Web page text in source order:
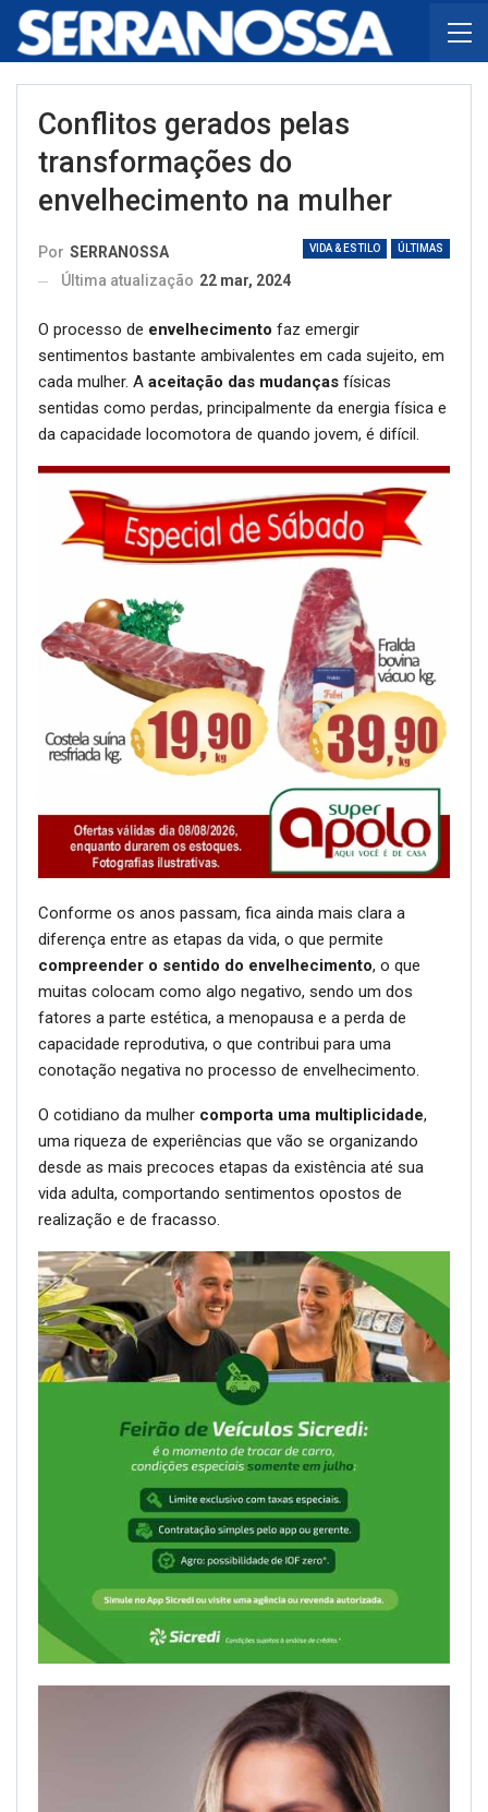
Conflitos gerados pelas
transformações do
envelhecimento na mulher
VIDA & ESTILO ÚLTIMAS
Por SERRANOSSA
Última atualização 22 mar, 2024
O processo de envelhecimento faz emergir
sentimentos bastante ambivalentes em cada sujeito, em
cada mulher. A aceitação das mudanças físicas
sentidas como perdas, principalmente da energia física e
da capacidade locomotora de quando jovem, é difícil.
Conforme os anos passam, fica ainda mais clara a
diferença entre as etapas da vida, o que permite
compreender o sentido do envelhecimento, o que
muitas colocam como algo negativo, sendo um dos
fatores a parte estética, a menopausa e a perda de
capacidade reprodutiva, o que contribui para uma
conotação negativa no processo de envelhecimento.
O cotidiano da mulher comporta uma multiplicidade,
uma riqueza de experiências que vão se organizando
desde as mais precoces etapas da existência até sua
vida adulta, comportando sentimentos opostos de
realização e de fracasso.